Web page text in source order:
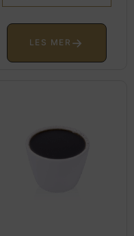
LES MER →